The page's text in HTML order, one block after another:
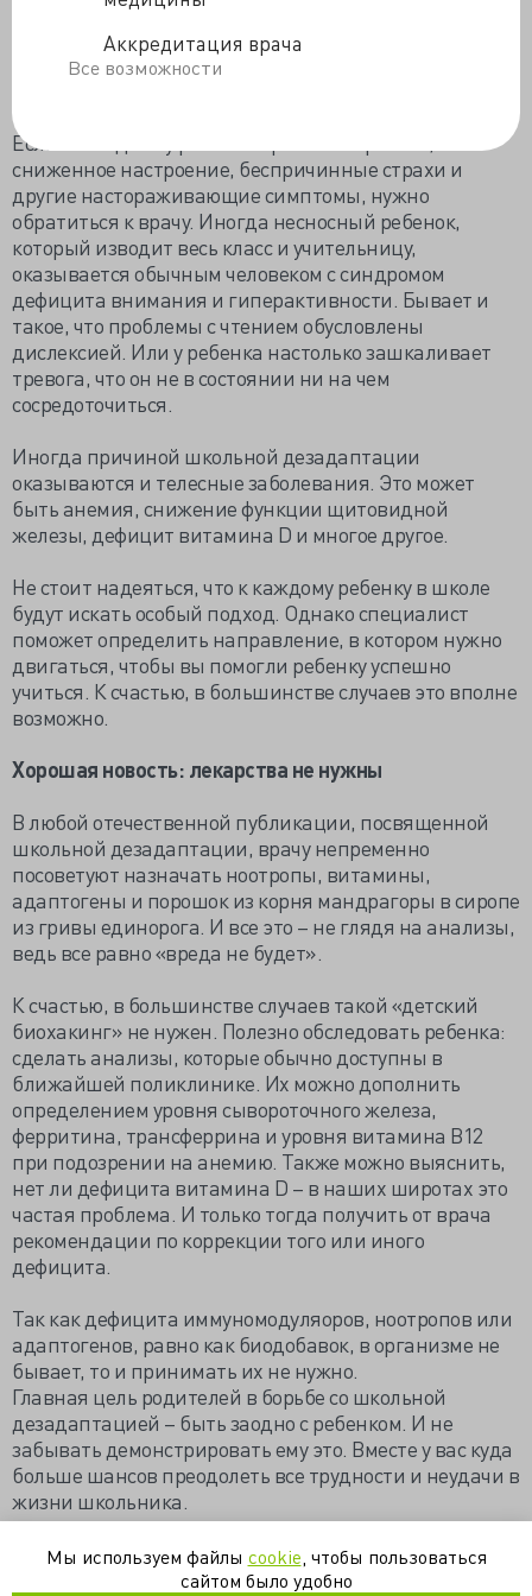
Аккредитация врача
Все возможности
пятнадцать минут английского каждый день перед
сном – куда более разумный вариант.
Если вы видите у ребенка признаки тревоги,
сниженное настроение, беспричинные страхи и
другие настораживающие симптомы, нужно
обратиться к врачу. Иногда несносный ребенок,
который изводит весь класс и учительницу,
оказывается обычным человеком с синдромом
дефицита внимания и гиперактивности. Бывает и
такое, что проблемы с чтением обусловлены
дислексией. Или у ребенка настолько зашкаливает
тревога, что он не в состоянии ни на чем
сосредоточиться.
Иногда причиной школьной дезадаптации
оказываются и телесные заболевания. Это может
быть анемия, снижение функции щитовидной
железы, дефицит витамина D и многое другое.
Не стоит надеяться, что к каждому ребенку в школе
будут искать особый подход. Однако специалист
поможет определить направление, в котором нужно
двигаться, чтобы вы помогли ребенку успешно
учиться. К счастью, в большинстве случаев это вполне
возможно.
Хорошая новость: лекарства не нужны
В любой отечественной публикации, посвященной
школьной дезадаптации, врачу непременно
посоветуют назначать ноотропы, витамины,
адаптогены и порошок из корня мандрагоры в сиропе
из гривы единорога. И все это – не глядя на анализы,
ведь все равно «вреда не будет».
К счастью, в большинстве случаев такой «детский
биохакинг» не нужен. Полезно обследовать ребенка:
сделать анализы, которые обычно доступны в
ближайшей поликлинике. Их можно дополнить
определением уровня сывороточного железа,
ферритина, трансферрина и уровня витамина В12
при подозрении на анемию. Также можно выяснить,
нет ли дефицита витамина D – в наших широтах это
частая проблема. И только тогда получить от врача
рекомендации по коррекции того или иного
дефицита.
Так как дефицита иммуномодуляоров, ноотропов или
адаптогенов, равно как биодобавок, в организме не
бывает, то и принимать их не нужно.
Главная цель родителей в борьбе со школьной
дезадаптацией – быть заодно с ребенком. И не
забывать демонстрировать ему это. Вместе у вас куда
больше шансов преодолеть все трудности и неудачи в
жизни школьника.
Мы используем файлы cookie , чтобы пользоваться
сайтом было удобно